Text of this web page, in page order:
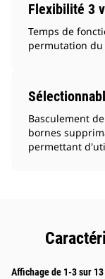
Flexibilité 3
Temps de
permutation du
Basculement
bornes
permettant
Affichage de 1-3 sur 13